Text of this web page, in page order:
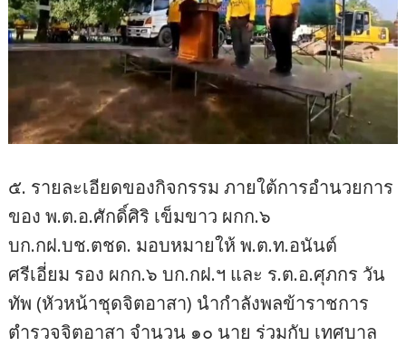
๕. รายละเอียดของกิจกรรม ภายใต้การอำนวยการ
ของ พ.ต.อ.ศักดิ์ศิริ เข็มขาว ผกก.๖
บก.กฝ.บช.ตชด. มอบหมายให้ พ.ต.ท.อนันต์
ศรีเอี่ยม รอง ผกก.๖ บก.กฝ.ฯ และ ร.ต.อ.ศุภกร วัน
ทัพ (หัวหน้าชุดจิตอาสา) นำกำลังพลข้าราชการ
ตำรวจจิตอาสา จำนวน ๑๐ นาย ร่วมกับ เทศบาล